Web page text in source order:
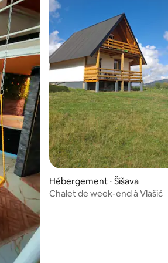
: 5 sur 5
Hébergement ⋅ Šišava
Chalet de week-end à Vlašić